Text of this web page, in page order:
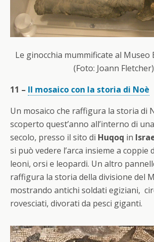
Le ginocchia mummificate al Museo
(Foto: Joann Fletcher)
11 – Il mosaico con la storia di Noè
Un mosaico che raffigura la storia di
scoperto quest’anno all’interno di
secolo, presso il sito di Huqoq in
si può vedere l’arca insieme a coppie
leoni, orsi e leopardi. Un altro
raffigura la storia della divisione del
mostrando antichi soldati egiziani,
rovesciati, divorati da pesci giganti.